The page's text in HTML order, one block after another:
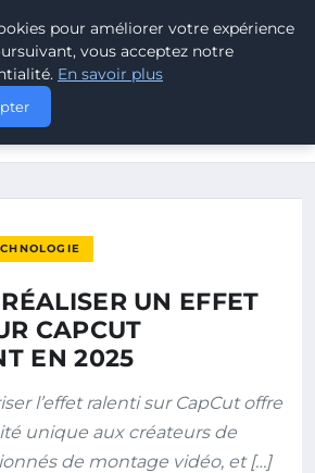
EFFET RALENTI SUR CAPCUT
UN EFFET
CAPCUT
EN 2025
l’effet ralenti sur CapCut offre
unique aux créateurs de
de montage vidéo, et […]
pour améliorer votre expérience
vous acceptez notre
En savoir plus